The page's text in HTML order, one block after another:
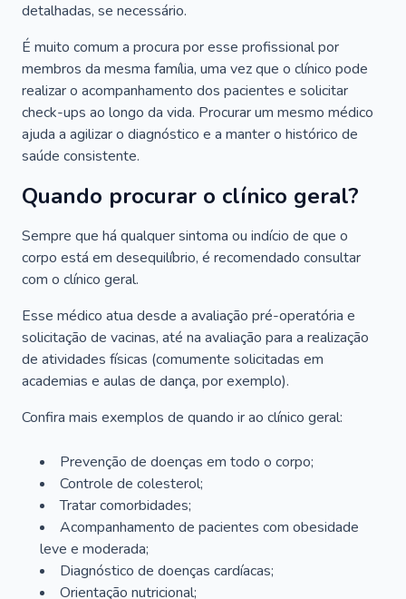
detalhadas, se necessário.
É muito comum a procura por esse profissional por
membros da mesma família, uma vez que o clínico pode
realizar o acompanhamento dos pacientes e solicitar
check-ups ao longo da vida. Procurar um mesmo médico
ajuda a agilizar o diagnóstico e a manter o histórico de
saúde consistente.
Quando procurar o clínico geral?
Sempre que há qualquer sintoma ou indício de que o
corpo está em desequilíbrio, é recomendado consultar
com o clínico geral.
Esse médico atua desde a avaliação pré-operatória e
solicitação de vacinas, até na avaliação para a realização
de atividades físicas (comumente solicitadas em
academias e aulas de dança, por exemplo).
Confira mais exemplos de quando ir ao clínico geral:
Prevenção de doenças em todo o corpo;
Controle de colesterol;
Tratar comorbidades;
Acompanhamento de pacientes com obesidade
leve e moderada;
Diagnóstico de doenças cardíacas;
Orientação nutricional;